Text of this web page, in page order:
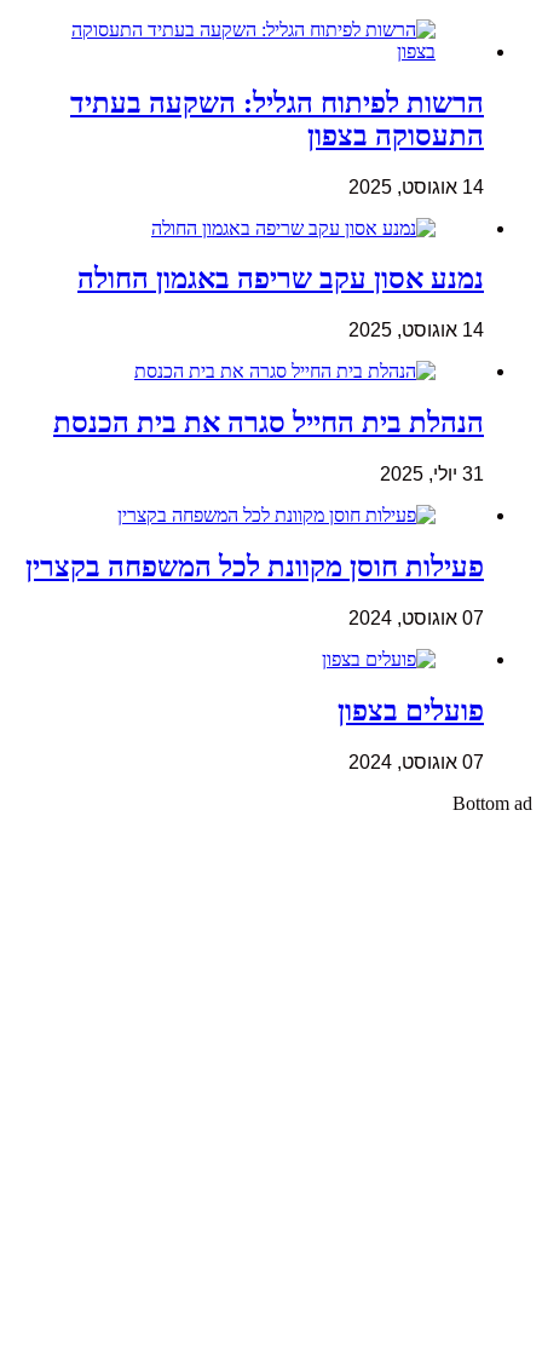
הרשות לפיתוח הגליל: השקעה בעתיד
התעסוקה בצפון
14 אוגוסט, 2025
נמנע אסון עקב שריפה באגמון החולה
14 אוגוסט, 2025
הנהלת בית החייל סגרה את בית הכנסת
31 יולי, 2025
פעילות חוסן מקוונת לכל המשפחה בקצרין
07 אוגוסט, 2024
פועלים בצפון
07 אוגוסט, 2024
Bottom ad